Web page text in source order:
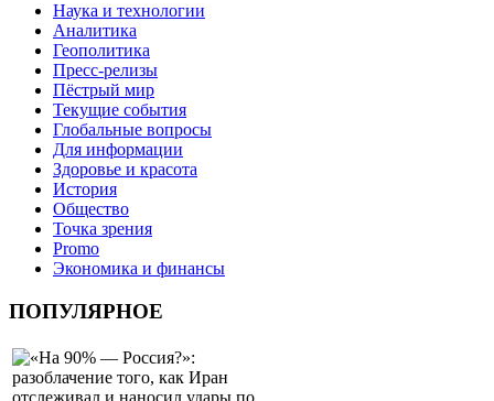
Наука и технологии
Аналитика
Геополитика
Пресс-релизы
Пёстрый мир
Текущие события
Глобальные вопросы
Для информации
Здоровье и красота
История
Общество
Точка зрения
Promo
Экономика и финансы
ПОПУЛЯРНОЕ